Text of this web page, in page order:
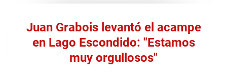
Juan Grabois levantó el acampe
en Lago Escondido: "Estamos
muy orgullosos"